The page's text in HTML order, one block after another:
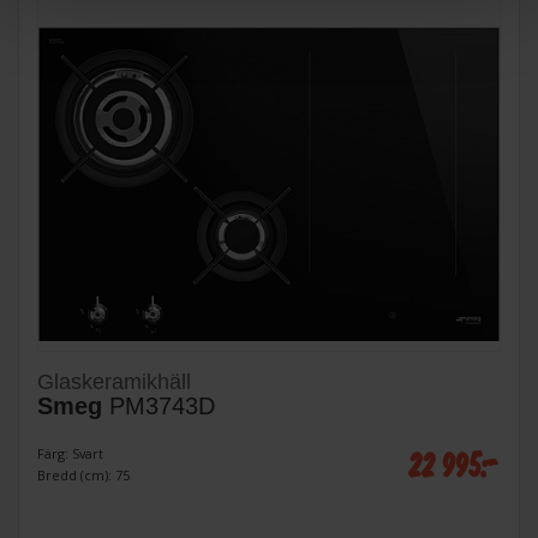
Glaskeramikhäll
Smeg PM3743D
Färg: Svart
Bredd (cm): 75
22 995:-